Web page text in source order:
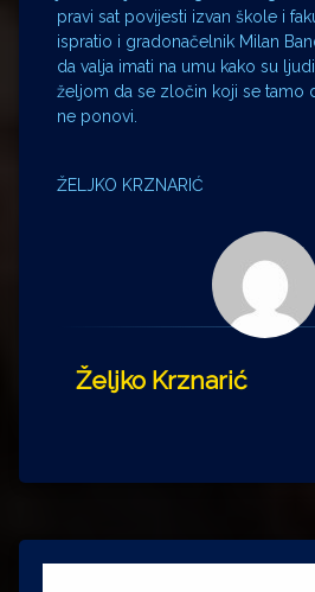
pravi sat povijesti izvan škole i
ispratio i gradonačelnik Milan
da valja imati na umu kako su
željom da se zločin koji se tamo
ne ponovi.
ŽELJKO KRZNARIĆ
Željko Krznarić